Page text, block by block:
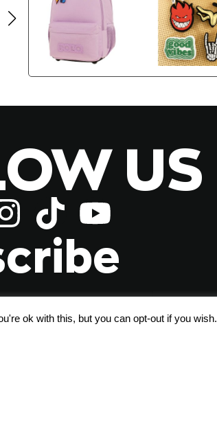
US
ok with this, but you can opt-out if you wish.